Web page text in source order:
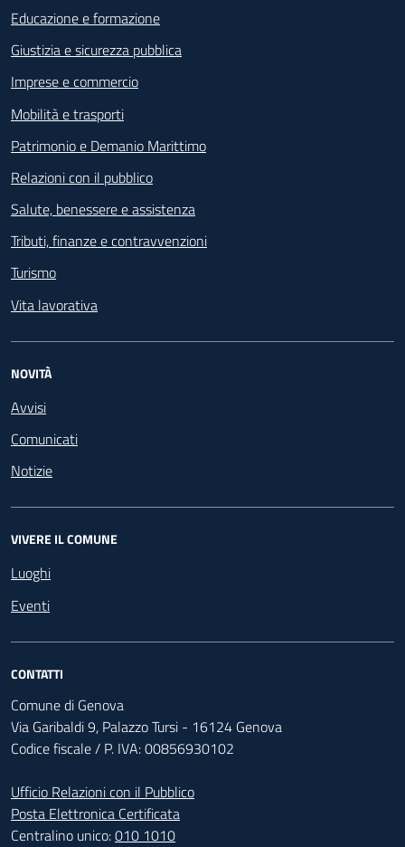
Educazione e formazione
Giustizia e sicurezza pubblica
Imprese e commercio
Mobilità e trasporti
Patrimonio e Demanio Marittimo
Relazioni con il pubblico
Salute, benessere e assistenza
Tributi, finanze e contravvenzioni
Turismo
Vita lavorativa
NOVITÀ
Avvisi
Comunicati
Notizie
VIVERE IL COMUNE
Luoghi
Eventi
CONTATTI
Comune di Genova
Via Garibaldi 9, Palazzo Tursi - 16124 Genova
Codice fiscale / P. IVA: 00856930102
Ufficio Relazioni con il Pubblico
Posta Elettronica Certificata
Centralino unico:010 1010